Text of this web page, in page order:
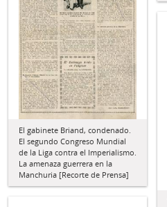
El gabinete Briand, condenado.
El segundo Congreso Mundial
de la Liga contra el Imperialismo.
La amenaza guerrera en la
Manchuria [Recorte de Prensa]